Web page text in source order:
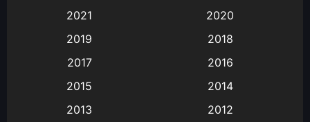
Animation อนิเมะ
Animation แอนิเมชัน
(9)
2021
2020
2019
2018
2017
2016
2015
2014
2013
2012